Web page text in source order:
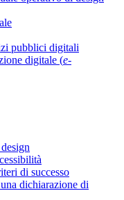
pubblici digitali
digitale (e-
di successo
dichiarazione di